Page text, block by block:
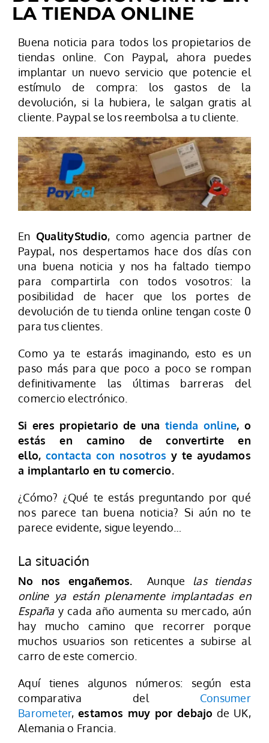
LA TIENDA ONLINE
Buena noticia para todos los propietarios de
tiendas online. Con Paypal, ahora puedes
implantar un nuevo servicio que potencie el
estímulo de compra: los gastos de la
devolución, si la hubiera, le salgan gratis al
cliente. Paypal se los reembolsa a tu cliente.
En QualityStudio, como agencia partner de
Paypal, nos despertamos hace dos días con
una buena noticia y nos ha faltado tiempo
para compartirla con todos vosotros: la
posibilidad de hacer que los portes de
devolución de tu tienda online tengan coste 0
para tus clientes.
Como ya te estarás imaginando, esto es un
paso más para que poco a poco se rompan
definitivamente las últimas barreras del
comercio electrónico.
Si eres propietario de una tienda online, o
estás en camino de convertirte en
ello, contacta con nosotros y te ayudamos
a implantarlo en tu comercio.
¿Cómo? ¿Qué te estás preguntando por qué
nos parece tan buena noticia? Si aún no te
parece evidente, sigue leyendo…
La situación
No nos engañemos. Aunque las tiendas
online ya están plenamente implantadas en
Españay cada año aumenta su mercado, aún
hay mucho camino que recorrer porque
muchos usuarios son reticentes a subirse al
carro de este comercio.
Aquí tienes algunos números: según esta
comparativa del Consumer
Barometer,estamos muy por debajo de UK,
Alemania o Francia.